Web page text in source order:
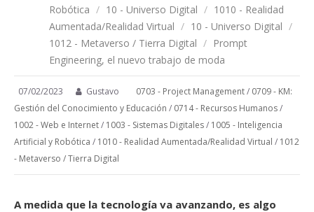
Robótica / 10 - Universo Digital / 1010 - Realidad
Aumentada/Realidad Virtual / 10 - Universo Digital /
1012 - Metaverso / Tierra Digital / Prompt
Engineering, el nuevo trabajo de moda
07/02/2023 Gustavo 0703 - Project Management/ 0709 - KM:
Gestión del Conocimiento y Educación / 0714 - Recursos Humanos/
1002 - Web e Internet/ 1003 - Sistemas Digitales/ 1005 - Inteligencia
Artificial y Robótica / 1010 - Realidad Aumentada/Realidad Virtual / 1012
- Metaverso / Tierra Digital
A medida que la tecnología va avanzando, es algo